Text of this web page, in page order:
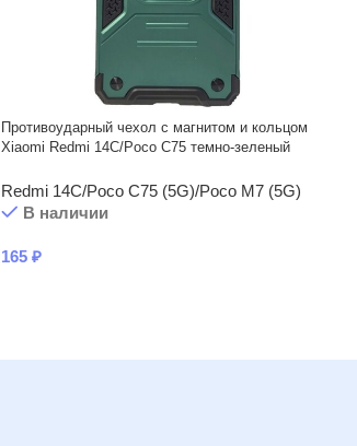
Противоударный чехол с магнитом и кольцом
Xiaomi Redmi 14С/Poco C75 темно-зеленый
Redmi 14C/Poco C75 (5G)/Poco M7 (5G)
В наличии
165 ₽